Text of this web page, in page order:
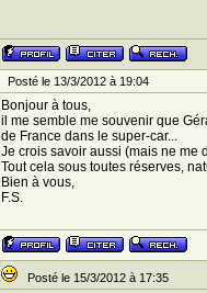
Posté le 13/3/2012 à 19:04
Bonjour à tous,
il me semble me souvenir que
de France dans le super-car...
Je crois savoir aussi (mais ne me
Tout cela sous toutes réserves,
Bien à vous,
F.S.
Posté le 15/3/2012 à 17:35